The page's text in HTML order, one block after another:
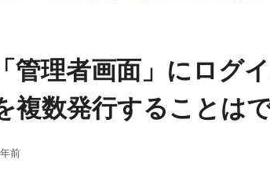
「管理者画面」にログ
複数発行することは
前